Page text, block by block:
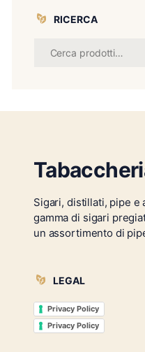
RICERCA
Sigari, distillati, pipe e
gamma di sigari
un assortimento di
LEGAL
Privacy Policy
Privacy Policy